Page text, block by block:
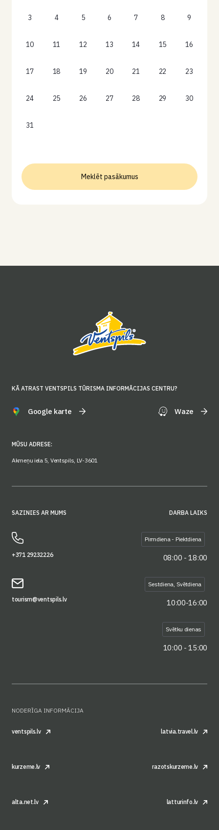
3 4 5 6 7 8 9
10 11 12 13 14 15 16
17 18 19 20 21 22 23
24 25 26 27 28 29 30
31
Meklēt pasākumus
KĀ ATRAST VENTSPILS TŪRISMA INFORMĀCIJAS CENTRU?
Google karte Waze
MŪSU ADRESE:
Akmeņu iela 5, Ventspils, LV-3601
SAZINIES AR MUMS
+371 29232226
tourism@ventspils.lv
DARBA LAIKS
Pirmdiena - Piektdiena
08:00 - 18:00
Sestdiena, Svētdiena
10:00-16:00
Svētku dienas
10:00 - 15:00
NODERĪGA INFORMĀCIJA
ventspils.lv latvia.travel.lv
kurzeme.lv razotskurzeme.lv
alta.net.lv latturinfo.lv